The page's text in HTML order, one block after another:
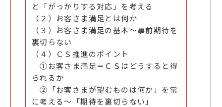
と「がっかりする対応」を考える
（２）お客さま満足とは何か
（３）お客さま満足の基本～事前期待を
裏切らない
（４）ＣＳ推進のポイント
①お客さま満足＝ＣＳはどうすると得
られるか
②「お客さまが望むものは何か」を常
に考える～「期待を裏切らない」